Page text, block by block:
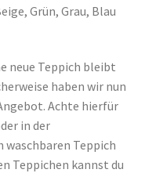
Grün, Grau, Blau
neue Teppich bleibt
haben wir nun
Achte hierfür
in der
waschbaren Teppich
Teppichen kannst du